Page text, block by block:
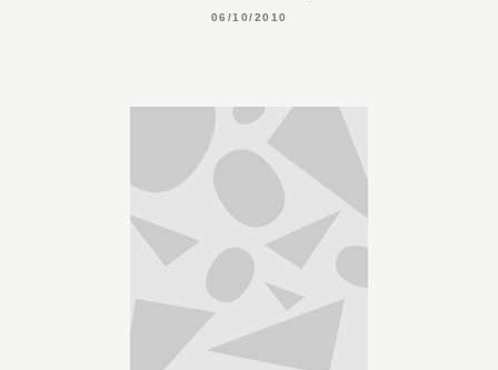
06/10/2010